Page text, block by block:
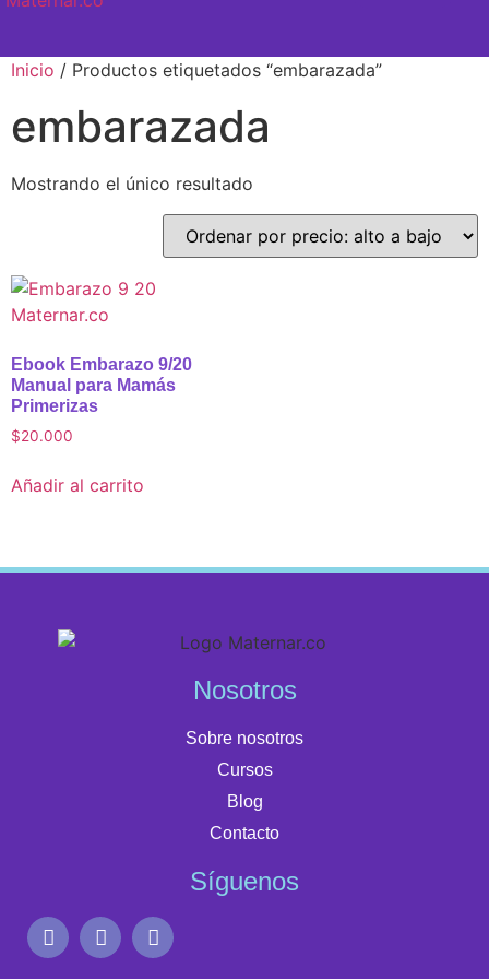
Inicio / Productos etiquetados “embarazada”
embarazada
Mostrando el único resultado
Ebook Embarazo 9/20
Manual para Mamás
Primerizas
$20.000
Añadir al carrito
Nosotros
Sobre nosotros
Cursos
Blog
Contacto
Síguenos